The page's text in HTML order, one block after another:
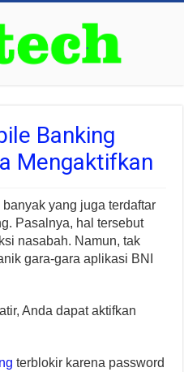
Banking
Mengaktifkan
yang juga terdaftar
Pasalnya, hal tersebut
nasabah. Namun, tak
gara-gara aplikasi BNI
Anda dapat aktifkan
terblokir karena password